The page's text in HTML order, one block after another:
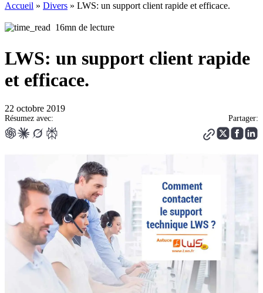
Accueil » Divers » LWS: un support client rapide et efficace.
16mn de lecture
LWS: un support client rapide
et efficace.
22 octobre 2019
Résumez avec: Partager: